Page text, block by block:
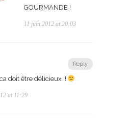
GOURMANDE !
11 juin 2012 at 20:03
Reply
ca doit être délicieux !!
at 11:29